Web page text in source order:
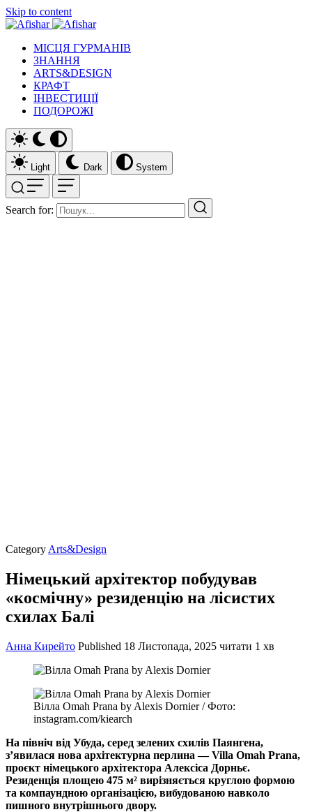
Skip to content
МІСЦЯ ГУРМАНІВ
ЗНАННЯ
ARTS&DESIGN
КРАФТ
ІНВЕСТИЦІЇ
ПОДОРОЖІ
Light Dark System
Search for:
Category Arts&Design
Німецький архітектор побудував
«космічну» резиденцію на лісистих
схилах Балі
Анна Кирейто Published 18 Листопада, 2025 читати 1 хв
Вілла Omah Prana by Alexis Dornier / Фото:
instagram.com/kiearch
На північ від Убуда, серед зелених схилів Паянгена,
з’явилася нова архітектурна перлина — Villa Omah Prana,
проєкт німецького архітектора Алексіса Дорньє.
Резиденція площею 475 м² вирізняється круглою формою
та компаундною організацією, вибудованою навколо
пишного внутрішнього двору.